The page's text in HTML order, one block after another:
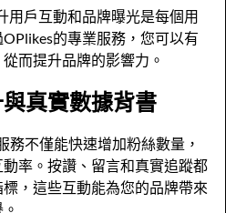
用戶互動和品牌曝光是每個用
的專業服務，您可以有
而提升品牌的影響力。
真實數據背書
務不僅能快速增加粉絲數量，
率。按讚、留言和真實追蹤都
，這些互動能為您的品牌帶來